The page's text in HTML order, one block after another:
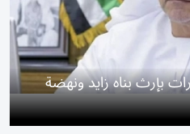
بإرث بناه زايد ونهضة